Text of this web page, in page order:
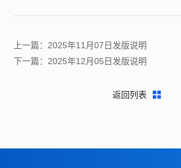
上一篇：2025年11月07日发版说明
返回列表
下一篇：2025年12月05日发版说明